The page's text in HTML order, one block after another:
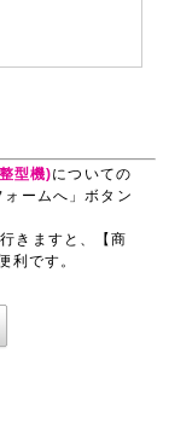
型機)についての
ォームへ」ボタン
きますと、【商
利です。